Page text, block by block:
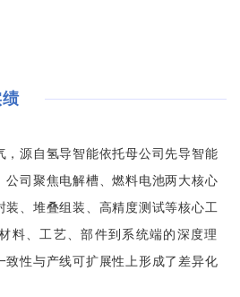
，源自氢导智能依托母公司先导智能
公司聚焦电解槽、燃料电池两大核心
装、堆叠组装、高精度测试等核心工
料、工艺、部件到系统端的深度理
致性与产线可扩展性上形成了差异化